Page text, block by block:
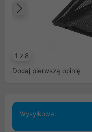
1 z 8
Poprzedni
Dodaj pierwszą opinię
Wysyłkowa: